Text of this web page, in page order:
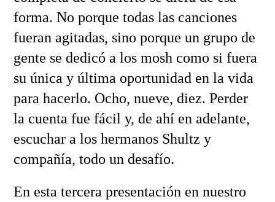
forma. No porque todas las canciones
fueran agitadas, sino porque un grupo de
gente se dedicó a los mosh como si fuera
su única y última oportunidad en la vida
para hacerlo. Ocho, nueve, diez. Perder
la cuenta fue fácil y, de ahí en adelante,
escuchar a los hermanos Shultz y
compañía, todo un desafío.
En esta tercera presentación en nuestro